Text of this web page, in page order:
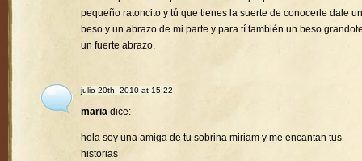
pequeño ratoncito y tú que tienes la suerte de conocerle dale un
beso y un abrazo de mi parte y para tí también un beso
un fuerte abrazo.
julio 20th, 2010 at 15:22
maria dice:
hola soy una amiga de tu sobrina miriam y me encantan tus
historias